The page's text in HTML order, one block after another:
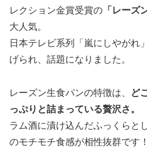
レクション金賞受賞の 「レーズ
大人気。
日本テレビ系列「嵐にしやがれ
げられ、話題になりました。
レーズン生食パンの特徴は、
ど
っぷりと詰まっている贅沢さ。
ラム酒に漬け込んだふっくらと
のモチモチ食感が相性抜群です！